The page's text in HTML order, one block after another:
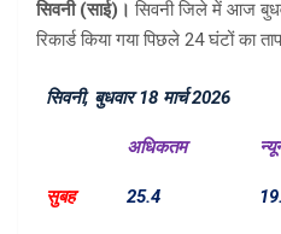
सिवनी (साई)। सिवनी जिले में आज
रिकार्ड किया गया पिछले 24 घंटों का
सिवनी, बुधवार 18 मार्च 2026
अधिकतम
सुबह 25.4